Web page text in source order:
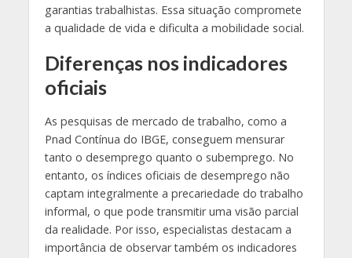
garantias trabalhistas. Essa situação compromete
a qualidade de vida e dificulta a mobilidade social.
Diferenças nos indicadores
oficiais
As pesquisas de mercado de trabalho, como a
Pnad Contínua do IBGE, conseguem mensurar
tanto o desemprego quanto o subemprego. No
entanto, os índices oficiais de desemprego não
captam integralmente a precariedade do trabalho
informal, o que pode transmitir uma visão parcial
da realidade. Por isso, especialistas destacam a
importância de observar também os indicadores